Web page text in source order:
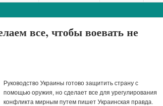
все, чтобы воевать не
Руководство Украины готово защитить страну с
помощью оружия, но сделает все для урегулирования
конфликта мирным путем пишет Украинская правда.